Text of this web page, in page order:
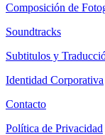
Composición de
Soundtracks
Subtitulos y
Identidad Corporativa
Contacto
Política de Privacidad